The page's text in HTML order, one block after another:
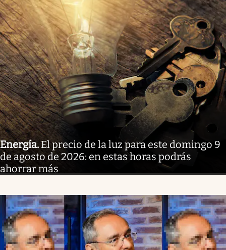
Energía.El precio de la luz para este domingo 9
de agosto de 2026: en estas horas podrás
ahorrar más